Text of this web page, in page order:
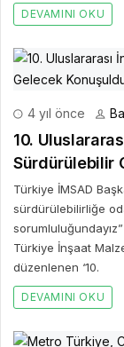
DEVAMINI OKU
4 yıl önce
10.
Sürdürülebilir
Türkiye İMSAD
sürdürülebilirliğe
Türkiye İnşaat
düzenlenen ‘10.
DEVAMINI OKU